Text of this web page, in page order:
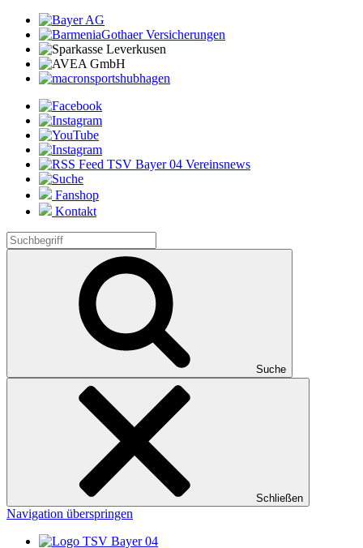
Fanshop
Kontakt
Suche
Schließen
Navigation überspringen